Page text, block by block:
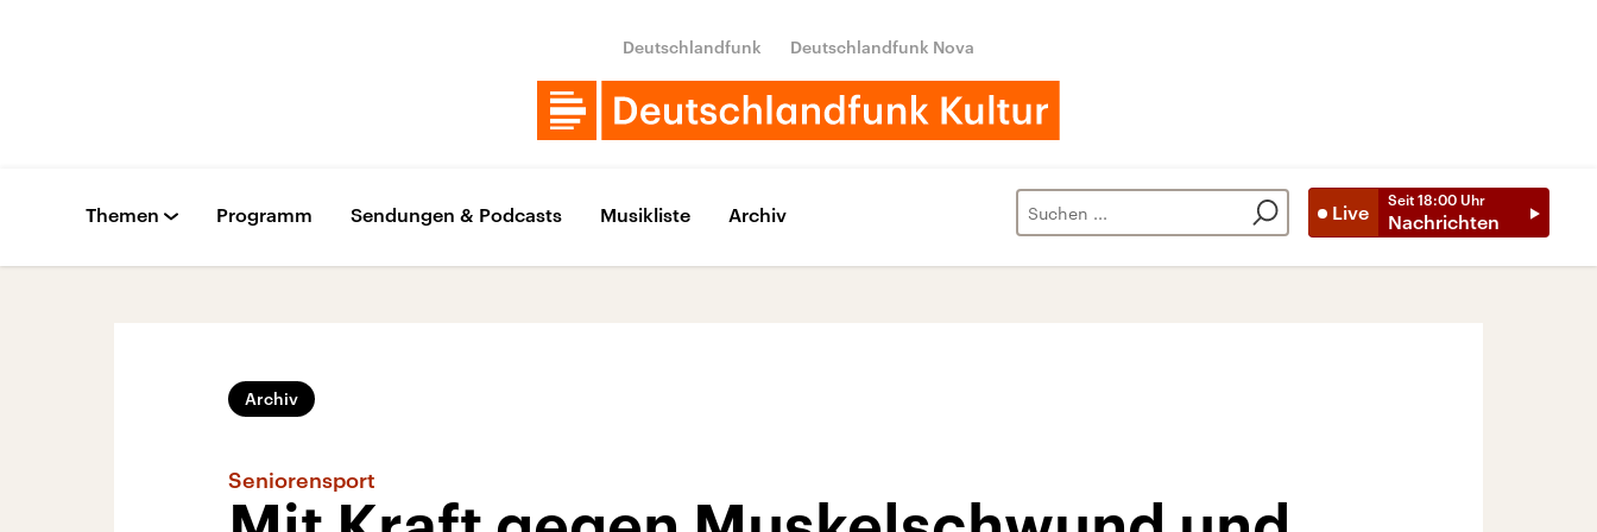
Deutschlandfunk Deutschlandfunk Nova
Live
Seit 18:00 Uhr
Nachrichten
Themen Programm Sendungen & Podcasts Musikliste Archiv
Archiv
Seniorensport